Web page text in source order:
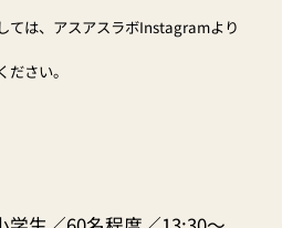
ては、アスアスラボInstagramより
さい。